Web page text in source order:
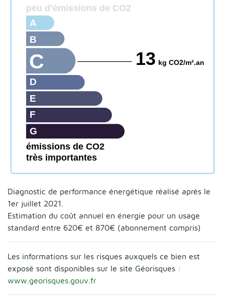
émissions de CO2
très importantes
peu d’émissions de CO2
G
F
E
D
C 13 kg CO2/m².an
B
A
Diagnostic de performance énergétique réalisé après le
1er juillet 2021.
Estimation du coût annuel en énergie pour un usage
standard entre 620€ et 870€ (abonnement compris)
Les informations sur les risques auxquels ce bien est
exposé sont disponibles sur le site Géorisques :
www.georisques.gouv.fr